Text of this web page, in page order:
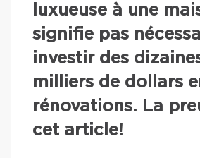
luxueuse à une
signifie pas
investir des
milliers de dollars
rénovations. La
cet article!